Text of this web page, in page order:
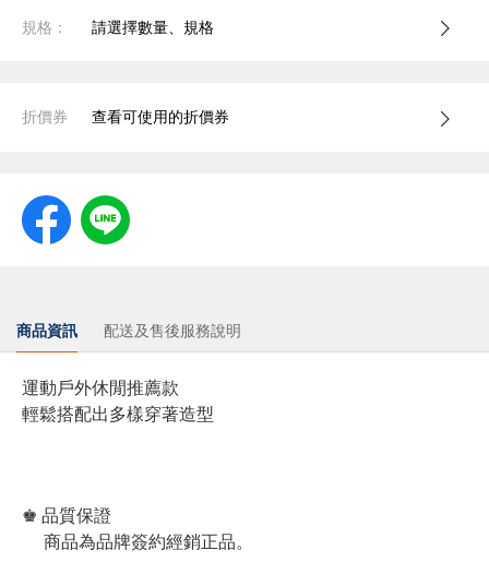
規格： 請選擇數量、規格
折價券 查看可使用的折價券
商品資訊 配送及售後服務說明
運動戶外休閒推薦款
輕鬆搭配出多樣穿著造型
♚ 品質保證
商品為品牌簽約經銷正品。